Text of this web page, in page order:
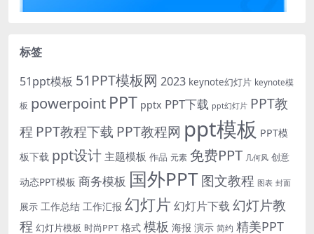
标签
51ppt模板 51PPT模板网 2023 keynote幻灯片 keynote模
板 powerpoint PPT pptx PPT下载 ppt幻灯片 PPT教
程 PPT教程下载 PPT教程网 ppt模板 PPT模
板下载 ppt设计 主题模板 作品 元素 免费PPT 几何风 创意
动态PPT模板 商务模板 国外PPT图文教程 图表 封面
展示 工作总结 工作汇报 幻灯片 幻灯片下载 幻灯片教
程 幻灯片模板 时尚PPT 格式 模板 海报 演示 简约 精美PPT